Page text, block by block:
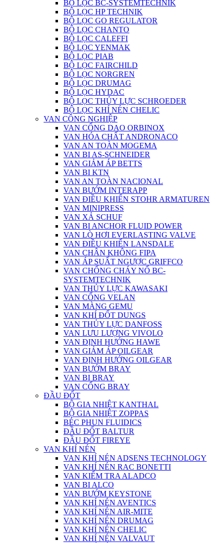
BỘ LỌC BC-SYSTEMTECHNIK
BỘ LỌC HP TECHNIK
BỘ LỌC GO REGULATOR
BỘ LỌC CHANTO
BỘ LỌC CALEFFI
BỘ LỌC YENMAK
BỘ LỌC PIAB
BỘ LỌC FAIRCHILD
BỘ LỌC NORGREN
BỘ LỌC DRUMAG
BỘ LỌC HYDAC
BỘ LỌC THỦY LỰC SCHROEDER
BỘ LỌC KHÍ NÉN CHELIC
VAN CÔNG NGHIỆP
VAN CỔNG DAO ORBINOX
VAN HÓA CHẤT ANDRONACO
VAN AN TOÀN MOGEMA
VAN BI AS-SCHNEIDER
VAN GIẢM ÁP BETTS
VAN BI KTN
VAN AN TOÀN NACIONAL
VAN BƯỚM INTERAPP
VAN ĐIỀU KHIỂN STOHR ARMATUREN
VAN MINIPRESS
VAN XẢ SCHUF
VAN BI ANCHOR FLUID POWER
VAN LÒ HƠI EVERLASTING VALVE
VAN ĐIỀU KHIỂN LANSDALE
VAN CHÂN KHÔNG FIPA
VAN ÁP SUẤT NGƯỢC GRIFFCO
VAN CHỐNG CHÁY NỔ BC-
SYSTEMTECHNIK
VAN THỦY LỰC KAWASAKI
VAN CỔNG VELAN
VAN MÀNG GEMU
VAN KHÍ ĐỐT DUNGS
VAN THỦY LỰC DANFOSS
VAN LƯU LƯỢNG VIVOLO
VAN ĐỊNH HƯỚNG HAWE
VAN GIẢM ÁP OILGEAR
VAN ĐỊNH HƯỚNG OILGEAR
VAN BƯỚM BRAY
VAN BI BRAY
VAN CỔNG BRAY
ĐẦU ĐỐT
BỘ GIA NHIỆT KANTHAL
BỘ GIA NHIỆT ZOPPAS
BÉC PHUN FLUIDICS
ĐẦU ĐỐT BALTUR
ĐẦU ĐỐT FIREYE
VAN KHÍ NÉN
VAN KHÍ NÉN ADSENS TECHNOLOGY
VAN KHÍ NÉN RAC BONETTI
VAN KIỂM TRA ALADCO
VAN BI ALCO
VAN BƯỚM KEYSTONE
VAN KHÍ NÉN AVENTICS
VAN KHÍ NÉN AIR-MITE
VAN KHÍ NÉN DRUMAG
VAN KHÍ NÉN CHELIC
VAN KHÍ NÉN VALVAUT